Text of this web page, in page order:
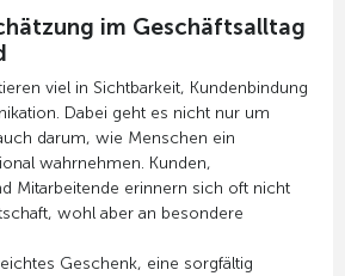
im Geschäftsalltag
viel in Sichtbarkeit, Kundenbindung
Dabei geht es nicht nur um
darum, wie Menschen ein
wahrnehmen. Kunden,
Mitarbeitende erinnern sich oft nicht
wohl aber an besondere
Geschenk, eine sorgfältig